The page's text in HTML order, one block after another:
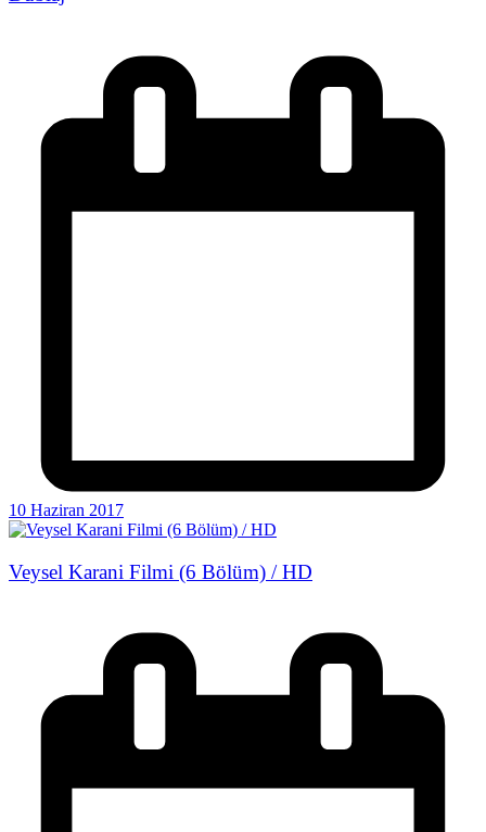
10 Haziran 2017
Veysel Karani Filmi (6 Bölüm) / HD